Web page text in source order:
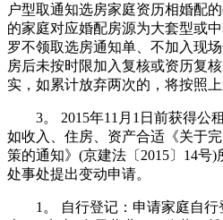
户型取通知选房家庭资历相婚配
的家庭对应婚配房源为大套型或
罗不领取选房通知单、不加入现
房后未按时限加入复核或资历复
实，如累计放弃两次的，将按照上
3。 2015年11月1日前获得公租
如收入、住房、资产合适《关于
策的通知》(京建法〔2015〕14号
处事处提出变动申请。
1。 自行登记：申请家庭自行